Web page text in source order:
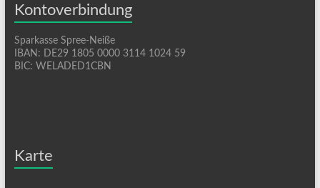
Kontoverbindung
Sparkasse Spree-Neiße
IBAN: DE29 1805 0000 3114 1024 59
BIC: WELADED1CBN
Karte